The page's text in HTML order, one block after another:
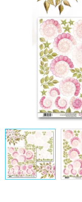
Kontakty
Hodnocení obchodu
Podmínky ochrany
Jak nakupovat